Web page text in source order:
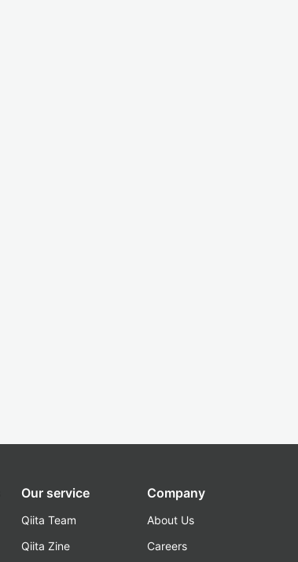
Our service
Qiita Team
Qiita Zine
Company
About Us
Careers